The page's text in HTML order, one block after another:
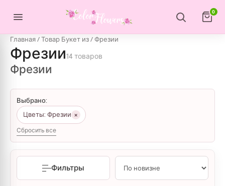
0
Главная/ Товар Букет из / Фрезии
Фрезии14 товаров
Фрезии
Выбрано:
Цветы: Фрезии ×
Сбросить все
Фильтры